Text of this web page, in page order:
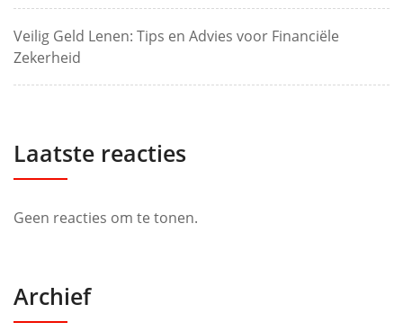
Veilig Geld Lenen: Tips en Advies voor Financiële
Zekerheid
Laatste reacties
Geen reacties om te tonen.
Archief